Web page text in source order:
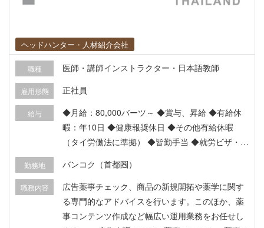
ヘッドハンター・人材紹介会社
職種 医師・講師インストラクター・日本語教師
雇用形態 正社員
給与
◆月給：80,000バーツ～ ◆賞与、昇給 ◆有給休
暇：年10日 ◆健康報奨休日 ◆その他有給休暇
（タイ労働法に準拠） ◆皆勤手当 ◆就労ビザ・労
険会社医療保険 ◆健康診断 など
勤務地 バンコク（首都圏）
職務内容
広告薬事チェック、商品の新規開拓や薬学に関す
る専門的なアドバイスを行います。このほか、薬
事コンテンツ作成など幅広い運用業務をお任せし